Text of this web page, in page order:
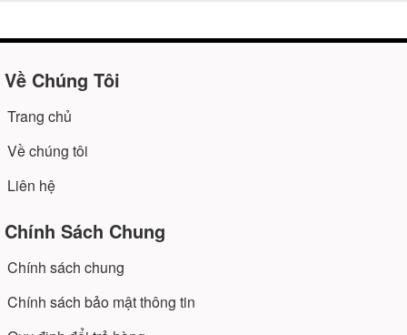
Về Chúng Tôi
Trang chủ
Về chúng tôi
Liên hệ
Chính Sách Chung
Chính sách chung
Chính sách bảo mật thông tin